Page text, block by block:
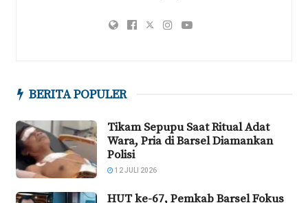
BERITA POPULER
Tikam Sepupu Saat Ritual Adat
Wara, Pria di Barsel Diamankan
Polisi
12 JULI 2026
HUT ke-67, Pemkab Barsel Fokus